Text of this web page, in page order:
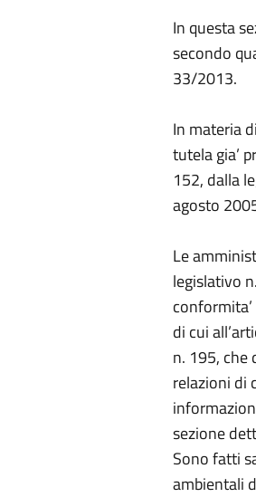
In questa
secondo
33/2013.
In materia
tutela gia’
152, dalla
agosto
Le
legislativo
di cui
n. 195, che
relazioni di
sezione
Sono fatti
ambientali